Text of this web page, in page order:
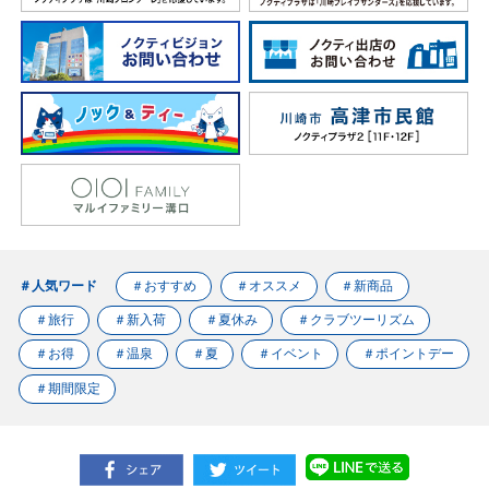
＃人気ワード ＃おすすめ ＃オススメ ＃新商品
＃旅行 ＃新入荷 ＃夏休み ＃クラブツーリズム
＃お得 ＃温泉 ＃夏 ＃イベント ＃ポイントデー
＃期間限定